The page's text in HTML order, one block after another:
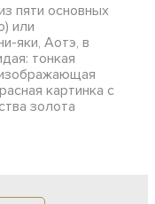
пяти основных
или
яки, Аотэ, в
тонкая
картинка с
золота